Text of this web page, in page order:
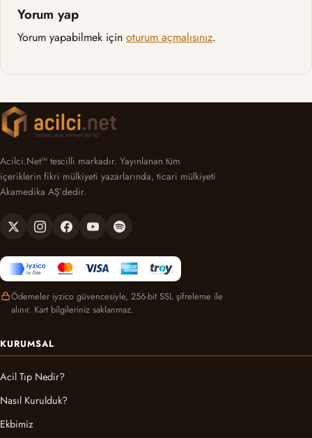
Yorum yap
Yorum yapabilmek için oturum açmalısınız.
Acilci.Net™ tescilli markadır. Yayınlanan tüm
içeriklerin fikri mülkiyeti yazarlarında, ticari mülkiyeti
Akamedika AŞ’dedir.
Ödemeler iyzico güvencesiyle, 256-bit SSL şifreleme ile
alınır. Kart bilgileriniz saklanmaz.
KURUMSAL
Acil Tıp Nedir?
Nasıl Kurulduk?
Ekbimiz